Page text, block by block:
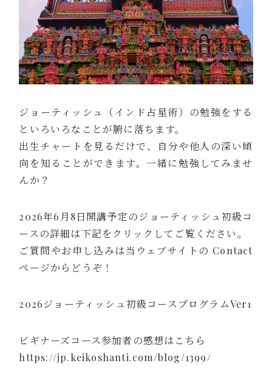
ジョーティッシュ（インド占星術）の勉強をする
といろいろなことが腑に落ちます。
出生チャートを見るだけで、自分や他人の深い傾
向を知ることができます。一緒に勉強してみませ
んか？
2026年6月8日開講予定のジョーティッシュ初級コ
ースの詳細は下記をクリックしてご覧ください。
ご質問やお申し込みは当ウェブサイトの Contact
ページからどうぞ！
2026ジョーティッシュ初級コースプログラムVer1
ビギナーズコース参加者の感想はこちら
https://jp.keikoshanti.com/blog/1399/